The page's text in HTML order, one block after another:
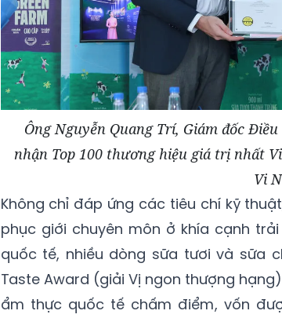
Ông Nguyễn Quang Trí, Giám đốc
nhận Top 100 thương hiệu giá trị nhất
Vi
Không chỉ đáp ứng các tiêu chí kỹ
phục giới chuyên môn ở khía cạnh
quốc tế, nhiều dòng sữa tươi và sữa
Taste Award (giải Vị ngon thượng
ẩm thực quốc tế chấm điểm, vốn